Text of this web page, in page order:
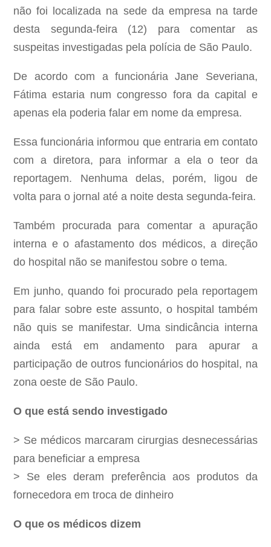
não foi localizada na sede da empresa na tarde
desta segunda-feira (12) para comentar as
suspeitas investigadas pela polícia de São Paulo.
De acordo com a funcionária Jane Severiana,
Fátima estaria num congresso fora da capital e
apenas ela poderia falar em nome da empresa.
Essa funcionária informou que entraria em contato
com a diretora, para informar a ela o teor da
reportagem. Nenhuma delas, porém, ligou de
volta para o jornal até a noite desta segunda-feira.
Também procurada para comentar a apuração
interna e o afastamento dos médicos, a direção
do hospital não se manifestou sobre o tema.
Em junho, quando foi procurado pela reportagem
para falar sobre este assunto, o hospital também
não quis se manifestar. Uma sindicância interna
ainda está em andamento para apurar a
participação de outros funcionários do hospital, na
zona oeste de São Paulo.
O que está sendo investigado
> Se médicos marcaram cirurgias desnecessárias
para beneficiar a empresa
> Se eles deram preferência aos produtos da
fornecedora em troca de dinheiro
O que os médicos dizem